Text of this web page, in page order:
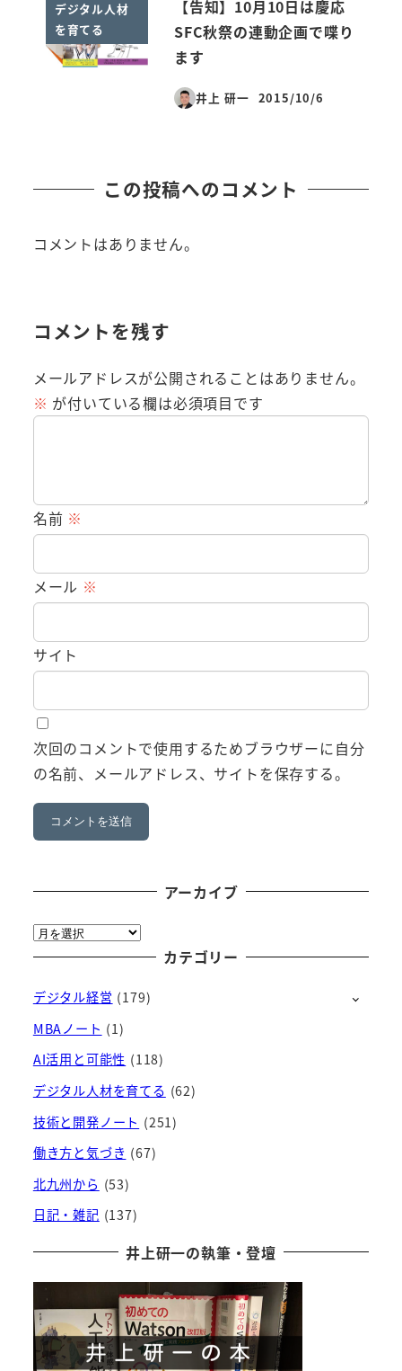
デジタル人材
を育てる
【告知】10月10日は慶応
SFC秋祭の連動企画で喋り
ます
井上 研一
投稿日
2015/10/6
この投稿へのコメント
コメントはありません。
コメントを残す
メールアドレスが公開されることはありません。
※ が付いている欄は必須項目です
名前 ※
メール ※
サイト
次回のコメントで使用するためブラウザーに自分
の名前、メールアドレス、サイトを保存する。
アーカイブ
ア
ー
イ
ブ
カテゴリー
デジタル経営 (179)
MBAノート (1)
AI活用と可能性 (118)
デジタル人材を育てる (62)
技術と開発ノート (251)
働き方と気づき (67)
北九州から (53)
日記・雑記 (137)
井上研一の執筆・登壇